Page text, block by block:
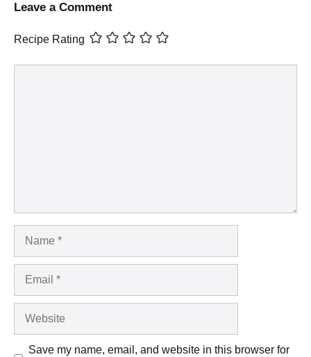
Leave a Comment
Recipe Rating
Save my name, email, and website in this browser for